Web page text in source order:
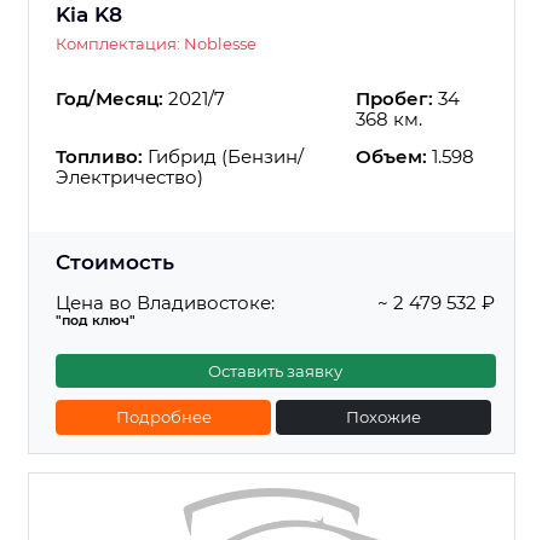
Kia K8
Комплектация: Noblesse
Год/Месяц: 2021/7 Пробег: 34
368 км.
Топливо: Гибрид (Бензин/
Электричество)
Объем: 1.598
Стоимость
Цена во Владивостоке:
"под ключ"
~ 2 479 532 ₽
Оставить заявку
Подробнее Похожие